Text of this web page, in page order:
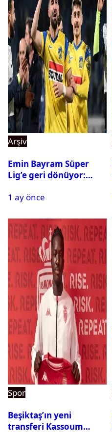
Arşiv
Emin Bayram Süper
Lig’e geri dönüyor:
1 ay önce
Spor
Beşiktaş’ın yeni
transferi Kassoum